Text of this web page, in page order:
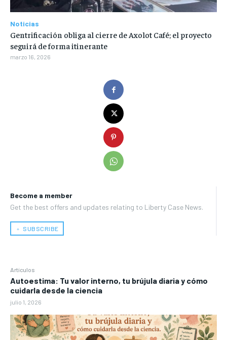
Become a member
Get the best offers and updates relating to Liberty Case News.
﹢ SUBSCRIBE
Artículos
Autoestima: Tu valor interno, tu brújula diaria y cómo
cuidarla desde la ciencia
julio 1, 2026
Noticias
Gentrificación obliga al cierre de Axolot Café; el proyecto
seguirá de forma itinerante
marzo 16, 2026